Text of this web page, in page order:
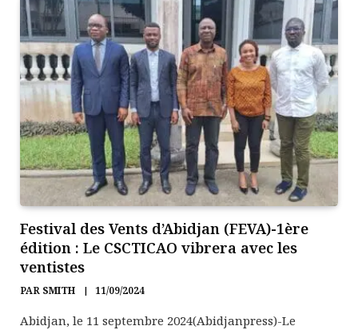
Festival des Vents d’Abidjan (FEVA)-1ère
édition : Le CSCTICAO vibrera avec les
ventistes
PAR SMITH 11/09/2024
Abidjan, le 11 septembre 2024(Abidjanpress)-Le